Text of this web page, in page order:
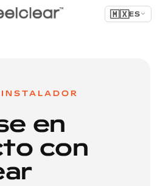
🇲🇽ES
en
con